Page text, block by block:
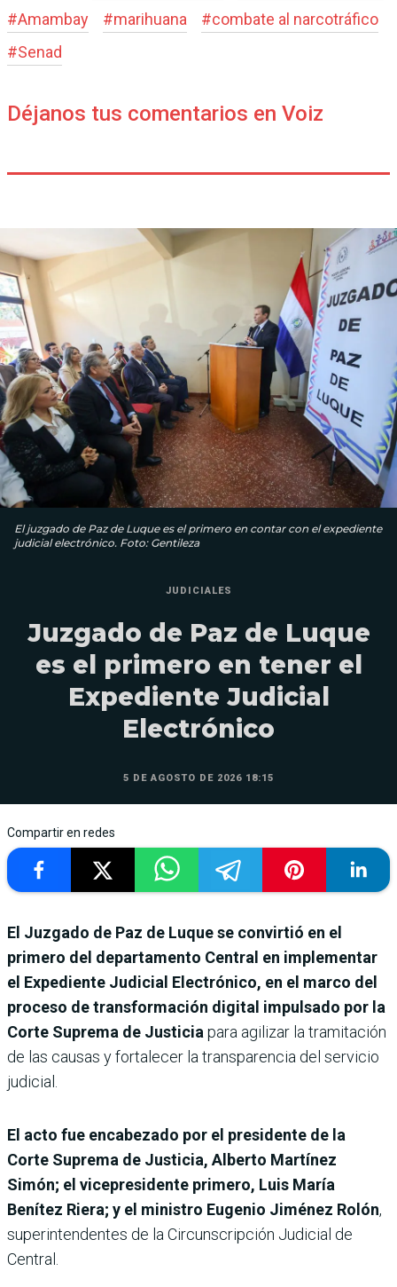
#Amambay #marihuana #combate al narcotráfico
#Senad
Déjanos tus comentarios en Voiz
El juzgado de Paz de Luque es el primero en contar con el expediente
judicial electrónico. Foto: Gentileza
JUDICIALES
Juzgado de Paz de Luque
es el primero en tener el
Expediente Judicial
Electrónico
5 DE AGOSTO DE 2026 18:15
Compartir en redes
El Juzgado de Paz de Luque se convirtió en el
primero del departamento Central en implementar
el Expediente Judicial Electrónico, en el marco del
proceso de transformación digital impulsado por la
Corte Suprema de Justicia para agilizar la tramitación
de las causas y fortalecer la transparencia del servicio
judicial.
El acto fue encabezado por el presidente de la
Corte Suprema de Justicia, Alberto Martínez
Simón; el vicepresidente primero, Luis María
Benítez Riera; y el ministro Eugenio Jiménez Rolón,
superintendentes de la Circunscripción Judicial de
Central.